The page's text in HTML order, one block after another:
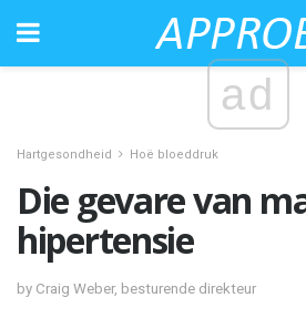
ad
Hartgesondheid Hoë bloeddruk
Die gevare van
hipertensie
by Craig Weber, besturende direkteur